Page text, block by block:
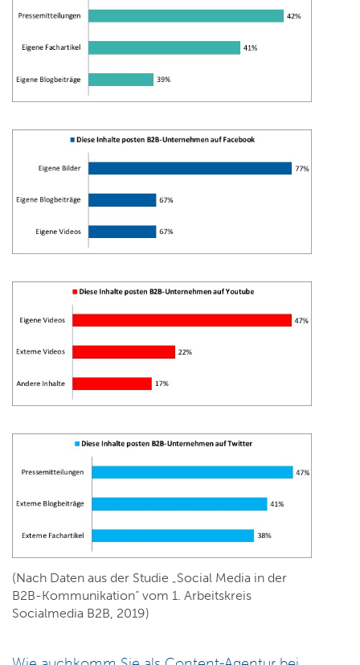
(Nach Daten aus der Studie „Social Media in der
B2B-Kommunikation“ vom 1. Arbeitskreis
Socialmedia B2B, 2019)